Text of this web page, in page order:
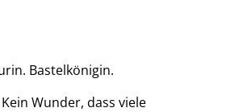
Bastelkönigin.
Wunder, dass viele